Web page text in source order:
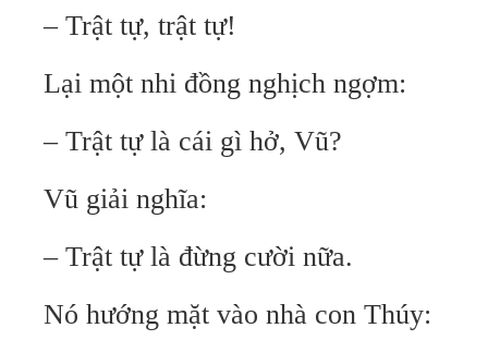
– Trật tự, trật tự!
Lại một nhi đồng nghịch ngợm:
– Trật tự là cái gì hở, Vũ?
Vũ giải nghĩa:
– Trật tự là đừng cười nữa.
Nó hướng mặt vào nhà con Thúy: